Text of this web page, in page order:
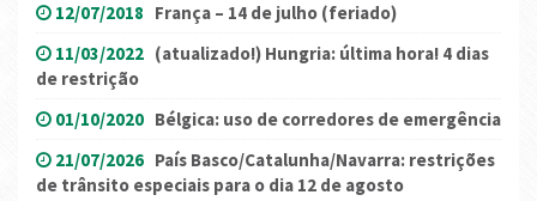
12/07/2018 França – 14 de julho (feriado)
11/03/2022 (atualizado!) Hungria: última hora! 4 dias
de restrição
01/10/2020 Bélgica: uso de corredores de emergência
21/07/2026 País Basco/Catalunha/Navarra: restrições
de trânsito especiais para o dia 12 de agosto